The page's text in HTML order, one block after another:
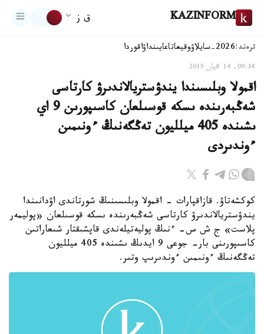
KAZINFORM ق ز
ترەند:2026-سايلاۋ وقيعاتاعايىنداۋاقوردا
09:34, 14 اقپان 2015
اقمولا وبلىسىندا يندۋستريالاندىرۋ كارتاسى
شەڭبەرىندە ىسكە قوسىلعان كاسىپورىن 9 اي
ىشىندە 405 ميلليون تەڭگەنىڭ ءونىمىن
ءوندىردى
كوكشەتاۋ. قازاقپارات - اقمولا وبلىسىنىڭ شورتاندى اۋدانىندا
يندۋستريالاندىرۋ كارتاسى شەڭبەرىندە ىسكە قوسىلعان «پوليمەر
پلاست» ج ش س- ءنىڭ پوليەتيلەندى قاپشىقتار شىعاراتىن
كاسىپورىنى بار- جوعى 9 ايدىڭ ىشىندە 405 ميلليون
تەڭگەنىڭ ءونىمىن ءوندىرىپ وتىر.